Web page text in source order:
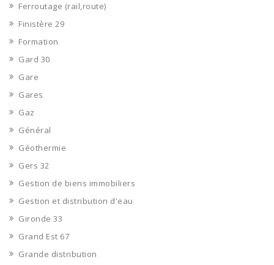
Ferroutage (rail,route)
Finistère 29
Formation
Gard 30
Gare
Gares
Gaz
Général
Géothermie
Gers 32
Gestion de biens immobiliers
Gestion et distribution d'eau
Gironde 33
Grand Est 67
Grande distribution